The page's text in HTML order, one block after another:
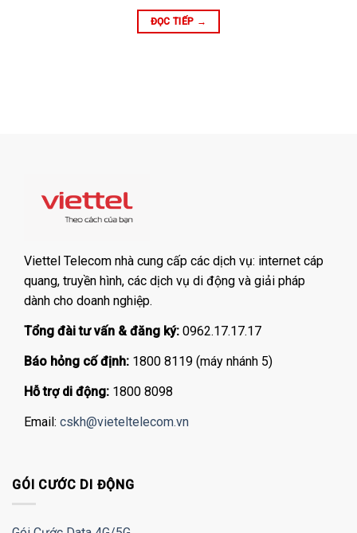
ĐỌC TIẾP →
Viettel Telecom nhà cung cấp các dịch vụ: internet cáp
quang, truyền hình, các dịch vụ di động và giải pháp
dành cho doanh nghiệp.
Tổng đài tư vấn & đăng ký: 0962.17.17.17
Báo hỏng cố định: 1800 8119 (máy nhánh 5)
Hỗ trợ di động: 1800 8098
Email: cskh@vieteltelecom.vn
GÓI CƯỚC DI ĐỘNG